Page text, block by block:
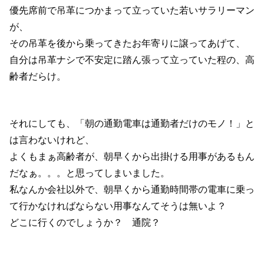
優先席前で吊革につかまって立っていた若いサラリーマン
が、
その吊革を後から乗ってきたお年寄りに譲ってあげて、
自分は吊革ナシで不安定に踏ん張って立っていた程の、高
齢者だらけ。
それにしても、「朝の通勤電車は通勤者だけのモノ！」と
は言わないけれど、
よくもまぁ高齢者が、朝早くから出掛ける用事があるもん
だなぁ。。。と思ってしまいました。
私なんか会社以外で、朝早くから通勤時間帯の電車に乗っ
て行かなければならない用事なんてそうは無いよ？
どこに行くのでしょうか？ 通院？